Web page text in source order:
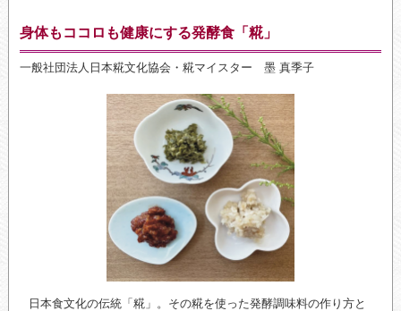
身体もココロも健康にする発酵食「糀」
一般社団法人日本糀文化協会・糀マイスター 墨 真季子
日本食文化の伝統「糀」。その糀を使った発酵調味料の作り方と